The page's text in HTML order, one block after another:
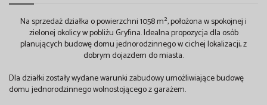
Na sprzedaż działka o powierzchni 1058 m², położona w spokojnej i
zielonej okolicy w pobliżu Gryfina. Idealna propozycja dla osób
planujących budowę domu jednorodzinnego w cichej lokalizacji, z
dobrym dojazdem do miasta.
Dla działki zostały wydane warunki zabudowy umożliwiające budowę
domu jednorodzinnego wolnostojącego z garażem.